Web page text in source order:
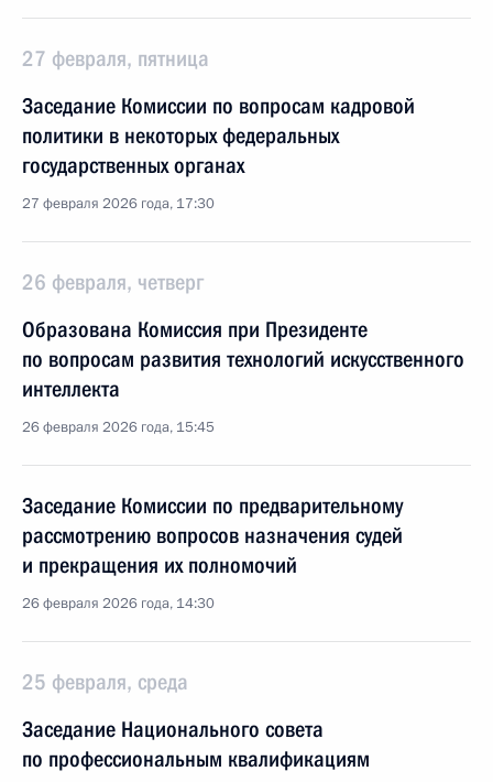
27 февраля, пятница
Заседание Комиссии по вопросам кадровой
политики в некоторых федеральных
государственных органах
27 февраля 2026 года, 17:30
26 февраля, четверг
Образована Комиссия при Президенте
по вопросам развития технологий искусственного
интеллекта
26 февраля 2026 года, 15:45
Заседание Комиссии по предварительному
рассмотрению вопросов назначения судей
и прекращения их полномочий
26 февраля 2026 года, 14:30
25 февраля, среда
Заседание Национального совета
по профессиональным квалификациям